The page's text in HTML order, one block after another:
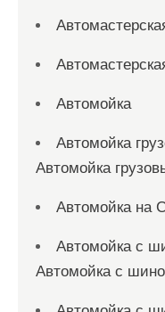
Автомойка
Автомойка
Автомойка
Автомойка на
Автомойка с
Автомойка с